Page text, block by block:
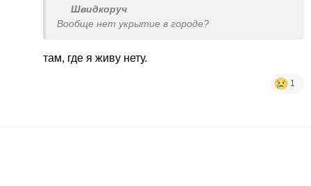
Швидкоруч
Вообще нет укрытие в городе?
там, где я живу нету.
1